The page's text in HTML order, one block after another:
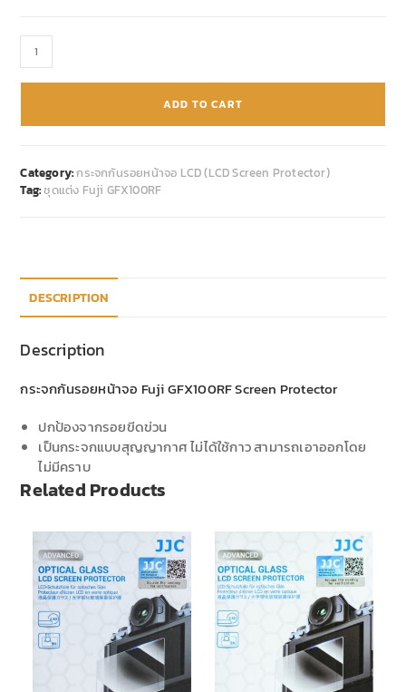
ADD TO CART
Category:กระจกกันรอยหน้าจอ LCD (LCD Screen Protector)
Tag:ชุดแต่ง Fuji GFX100RF
DESCRIPTION
Description
กระจกกันรอยหน้าจอ Fuji GFX100RF Screen Protector
ปกป้องจากรอยขีดข่วน
เป็นกระจกแบบสุญญากาศ ไม่ได้ใช้กาว สามารถเอาออกโดย
ไม่มีคราบ
Related Products